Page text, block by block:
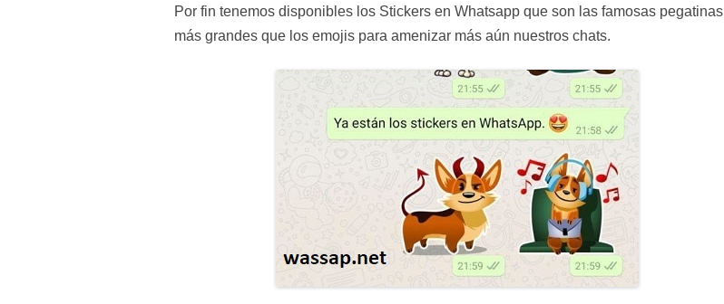
Por fin tenemos disponibles los Stickers en Whatsapp que son las famosas pegatinas
más grandes que los emojis para amenizar más aún nuestros chats.